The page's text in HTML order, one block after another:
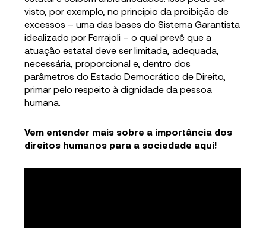
visto, por exemplo, no principio da proibição de
excessos – uma das bases do Sistema Garantista
idealizado por Ferrajoli – o qual prevê que a
atuação estatal deve ser limitada, adequada,
necessária, proporcional e, dentro dos
parâmetros do Estado Democrático de Direito,
primar pelo respeito à dignidade da pessoa
humana.
Vem entender mais sobre a importância dos
direitos humanos para a sociedade aqui!